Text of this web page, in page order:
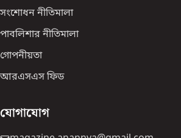
সংশোধন নীতিমালা
পাবলিশার নীতিমালা
গোপনীয়তা
আরএসএস ফিড
যোগাযোগ